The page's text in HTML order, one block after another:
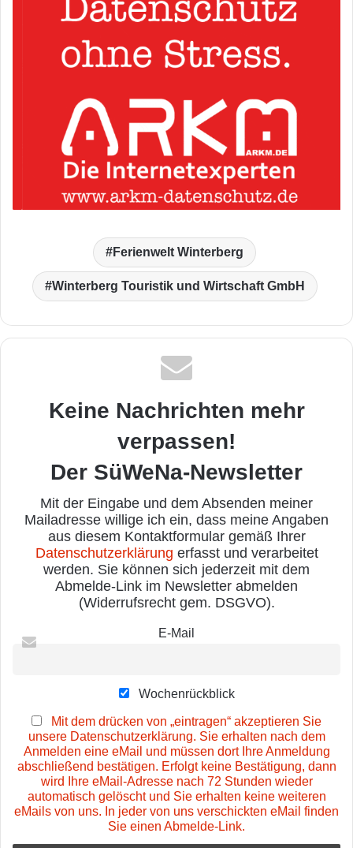
Ferienwelt Winterberg
Winterberg Touristik und Wirtschaft GmbH
Keine Nachrichten mehr
verpassen!
Der SüWeNa-Newsletter
Mit der Eingabe und dem Absenden meiner
Mailadresse willige ich ein, dass meine Angaben
aus diesem Kontaktformular gemäß Ihrer
Datenschutzerklärung erfasst und verarbeitet
werden. Sie können sich jederzeit mit dem
Abmelde-Link im Newsletter abmelden
(Widerrufsrecht gem. DSGVO).
E-Mail
Wochenrückblick
Mit dem drücken von „eintragen“ akzeptieren Sie
unsere Datenschutzerklärung. Sie erhalten nach dem
Anmelden eine eMail und müssen dort Ihre Anmeldung
abschließend bestätigen. Erfolgt keine Bestätigung, dann
wird Ihre eMail-Adresse nach 72 Stunden wieder
automatisch gelöscht und Sie erhalten keine weiteren
eMails von uns. In jeder von uns verschickten eMail finden
Sie einen Abmelde-Link.